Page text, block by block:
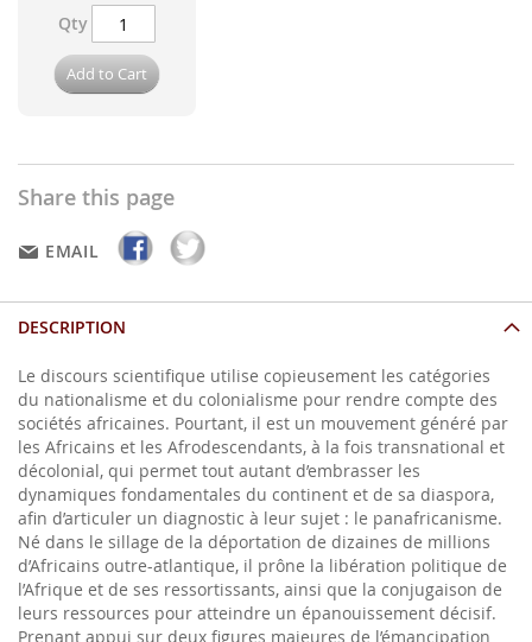
Qty
Add to Cart
Share this page
EMAIL
DESCRIPTION
Le discours scientifique utilise copieusement les catégories
du nationalisme et du colonialisme pour rendre compte des
sociétés africaines. Pourtant, il est un mouvement généré par
les Africains et les Afrodescendants, à la fois transnational et
décolonial, qui permet tout autant d’embrasser les
dynamiques fondamentales du continent et de sa diaspora,
afin d’articuler un diagnostic à leur sujet : le panafricanisme.
Né dans le sillage de la déportation de dizaines de millions
d’Africains outre-atlantique, il prône la libération politique de
l’Afrique et de ses ressortissants, ainsi que la conjugaison de
leurs ressources pour atteindre un épanouissement décisif.
Prenant appui sur deux figures majeures de l’émancipation